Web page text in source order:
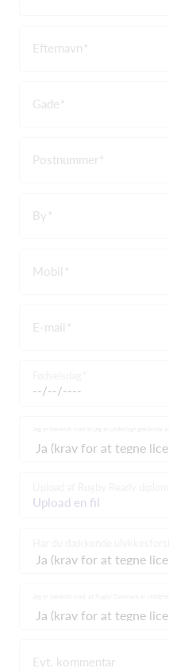
Efternavn
Gade
Postnummer
By
Mobil
E-mail
Upload en fil
Evt. kommentar